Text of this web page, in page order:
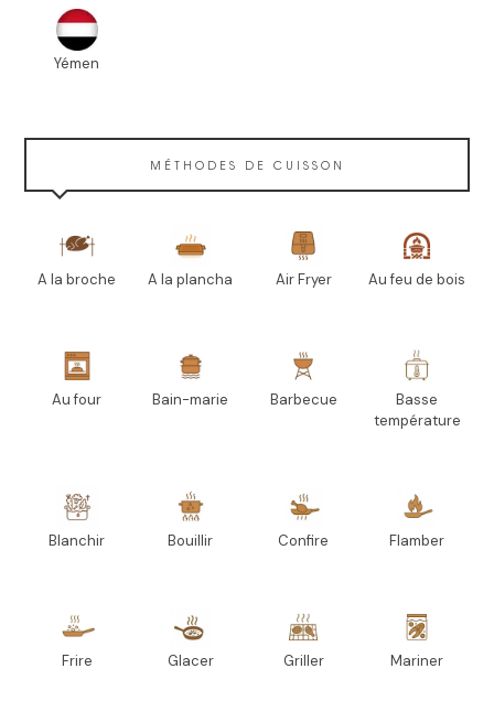
Yémen
MÉTHODES DE CUISSON
A la broche A la plancha Air Fryer Au feu de bois
Au four Bain-marie Barbecue
Basse
température
Blanchir Bouillir Confire Flamber
Frire Glacer Griller Mariner